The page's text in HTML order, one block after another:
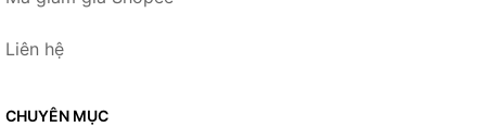
Liên hệ
CHUYÊN MỤC